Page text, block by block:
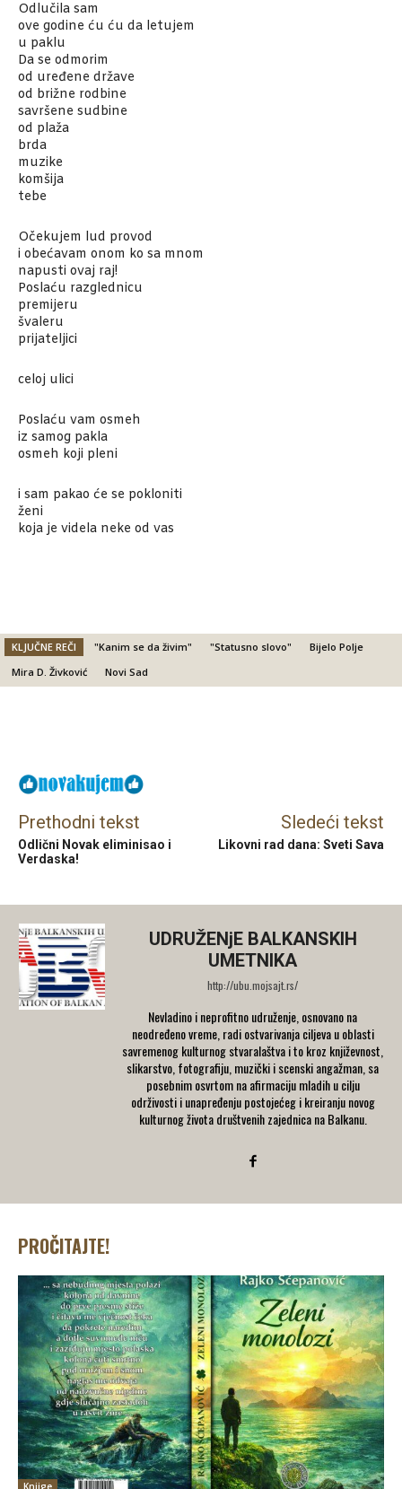
Odlučila sam
ove godine ću ću da letujem
u paklu
Da se odmorim
od uređene države
od brižne rodbine
savršene sudbine
od plaža
brda
muzike
komšija
tebe
Očekujem lud provod
i obećavam onom ko sa mnom
napusti ovaj raj!
Poslaću razglednicu
premijeru
švaleru
prijateljici
celoj ulici
Poslaću vam osmeh
iz samog pakla
osmeh koji pleni
i sam pakao će se pokloniti
ženi
koja je videla neke od vas
KLJUČNE REČI "Kanim se da živim" "Statusno slovo"
Bijelo Polje
Mira D. Živković
Novi Sad
Prethodni tekst
Odlični Novak eliminisao i
Verdaska!
Sledeći tekst
Likovni rad dana: Sveti Sava
UDRUŽENjE BALKANSKIH
UMETNIKA
http://ubu.mojsajt.rs/
Nevladino i neprofitno udruženje, osnovano na
neodređeno vreme, radi ostvarivanja ciljeva u oblasti
savremenog kulturnog stvaralaštva i to kroz književnost,
slikarstvo, fotografiju, muzički i scenski angažman, sa
posebnim osvrtom na afirmaciju mladih u cilju
održivosti i unapređenju postojećeg i kreiranju novog
kulturnog života društvenih zajednica na Balkanu.
PROČITAJTE!